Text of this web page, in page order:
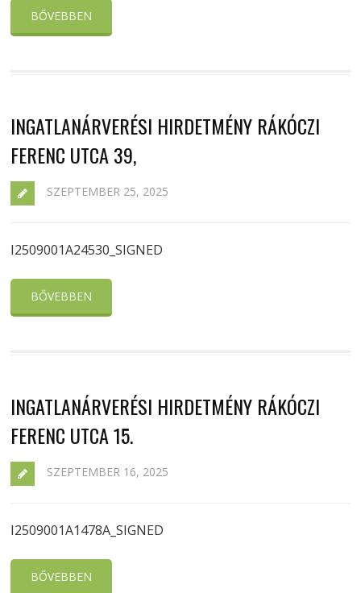
BŐVEBBEN
INGATLANÁRVERÉSI HIRDETMÉNY RÁKÓCZI
FERENC UTCA 39,
SZEPTEMBER 25, 2025
I2509001A24530_SIGNED
BŐVEBBEN
INGATLANÁRVERÉSI HIRDETMÉNY RÁKÓCZI
FERENC UTCA 15.
SZEPTEMBER 16, 2025
I2509001A1478A_SIGNED
BŐVEBBEN